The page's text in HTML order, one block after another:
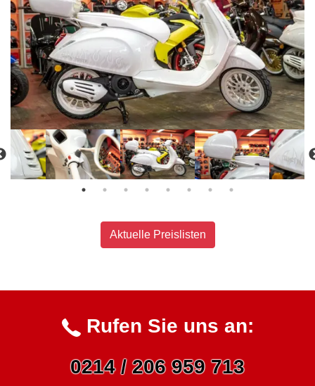
Aktuelle Preislisten
Rufen Sie uns an:
0214 / 206 959 713